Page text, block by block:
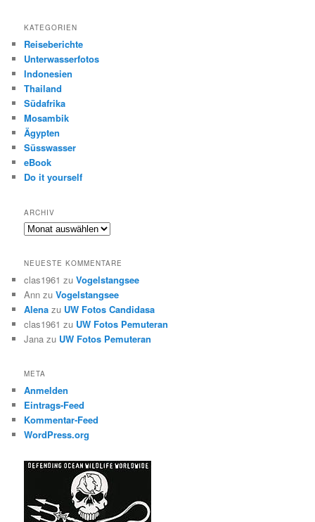
KATEGORIEN
Reiseberichte
Unterwasserfotos
Indonesien
Thailand
Südafrika
Mosambik
Ägypten
Süsswasser
eBook
Do it yourself
ARCHIV
Archiv
NEUESTE KOMMENTARE
clas1961 zuVogelstangsee
Ann zuVogelstangsee
Alena zu UW Fotos Candidasa
clas1961 zu UW Fotos Pemuteran
Jana zu UW Fotos Pemuteran
META
Anmelden
Eintrags-Feed
Kommentar-Feed
WordPress.org